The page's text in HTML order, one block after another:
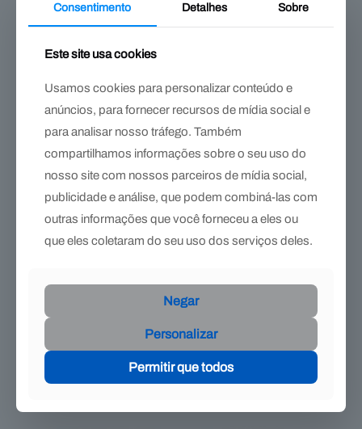
3.158,90
Consentimento Detalhes Sobre
Este site usa cookies
Usamos cookies para personalizar conteúdo e
anúncios, para fornecer recursos de mídia social e
para analisar nosso tráfego. Também
compartilhamos informações sobre o seu uso do
nosso site com nossos parceiros de mídia social,
publicidade e análise, que podem combiná-las com
outras informações que você forneceu a eles ou
que eles coletaram do seu uso dos serviços deles.
Negar
Personalizar
Permitir que todos